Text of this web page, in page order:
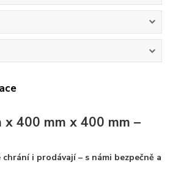
x 400 mm x 400 mm –
i prodávají – s námi bezpečně a